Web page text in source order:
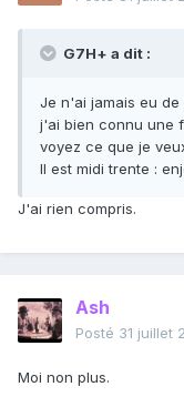
G7H+ a dit :
Je n'ai jamais eu
j'ai bien connu une
voyez ce que je
Il est midi trente :
J'ai rien compris.
Ash
Posté 31 juillet
Moi non plus.